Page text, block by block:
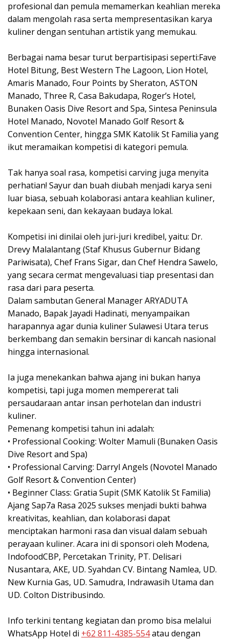
profesional dan pemula memamerkan keahlian mereka
dalam mengolah rasa serta mempresentasikan karya
kuliner dengan sentuhan artistik yang memukau.
‎Berbagai nama besar turut berpartisipasi seperti:Fave
Hotel Bitung, Best Western The Lagoon, Lion Hotel,
Amaris Manado, Four Points by Sheraton, ASTON
Manado, Three R, Casa Bakudapa, Roger’s Hotel,
Bunaken Oasis Dive Resort and Spa, Sintesa Peninsula
Hotel Manado, Novotel Manado Golf Resort &
Convention Center, hingga SMK Katolik St Familia yang
ikut meramaikan kompetisi di kategori pemula.
‎Tak hanya soal rasa, kompetisi carving juga menyita
perhatian! Sayur dan buah diubah menjadi karya seni
luar biasa, sebuah kolaborasi antara keahlian kuliner,
kepekaan seni, dan kekayaan budaya lokal.
‎Kompetisi ini dinilai oleh juri-juri kredibel, yaitu: ‎Dr.
Drevy Malalantang (Staf Khusus Gubernur Bidang
Pariwisata), Chef Frans Sigar, dan Chef Hendra Sawelo,
yang secara cermat mengevaluasi tiap presentasi dan
rasa dari para peserta.
‎Dalam sambutan General Manager ARYADUTA
Manado, Bapak Jayadi Hadinati, menyampaikan
harapannya agar dunia kuliner Sulawesi Utara terus
berkembang dan semakin bersinar di kancah nasional
hingga internasional.
‎Ia juga menekankan bahwa ajang ini bukan hanya
kompetisi, tapi juga momen mempererat tali
persaudaraan antar insan perhotelan dan industri
kuliner.
‎Pemenang kompetisi tahun ini adalah:
‎• Professional Cooking: Wolter Mamuli (Bunaken Oasis
Dive Resort and Spa)
‎• Professional Carving: Darryl Angels (Novotel Manado
Golf Resort & Convention Center)
‎• Beginner Class: Gratia Supit (SMK Katolik St Familia)
Ajang Sap7a Rasa 2025 sukses menjadi bukti bahwa
kreativitas, keahlian, dan kolaborasi dapat
menciptakan harmoni rasa dan visual dalam sebuah
perayaan kuliner. Acara ini di sponsori oleh Modena,
IndofoodCBP, Percetakan Trinity, PT. Delisari
Nusantara, AKE, UD. Syahdan CV. Bintang Namlea, UD.
New Kurnia Gas, UD. Samudra, Indrawasih Utama dan
UD. Colton Distribusindo.
‎Info terkini tentang kegiatan dan promo bisa melalui
WhatsApp Hotel di +62 811-4385-554atau dengan